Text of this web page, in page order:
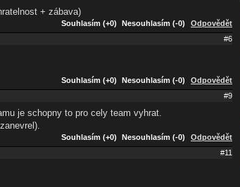
+ zábava)
Souhlasím (+0) Nesouhlasím (-0) Odpovědět
#6
Souhlasím (+0) Nesouhlasím (-0) Odpovědět
#9
je schopny to pro cely team vyhrat.
Souhlasím (+0) Nesouhlasím (-0) Odpovědět
#11